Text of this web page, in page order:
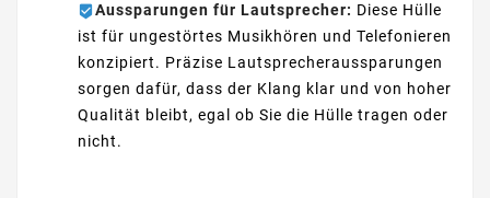
Aussparungen für Lautsprecher: Diese Hülle
ist für ungestörtes Musikhören und Telefonieren
konzipiert. Präzise Lautsprecheraussparungen
sorgen dafür, dass der Klang klar und von hoher
Qualität bleibt, egal ob Sie die Hülle tragen oder
nicht.